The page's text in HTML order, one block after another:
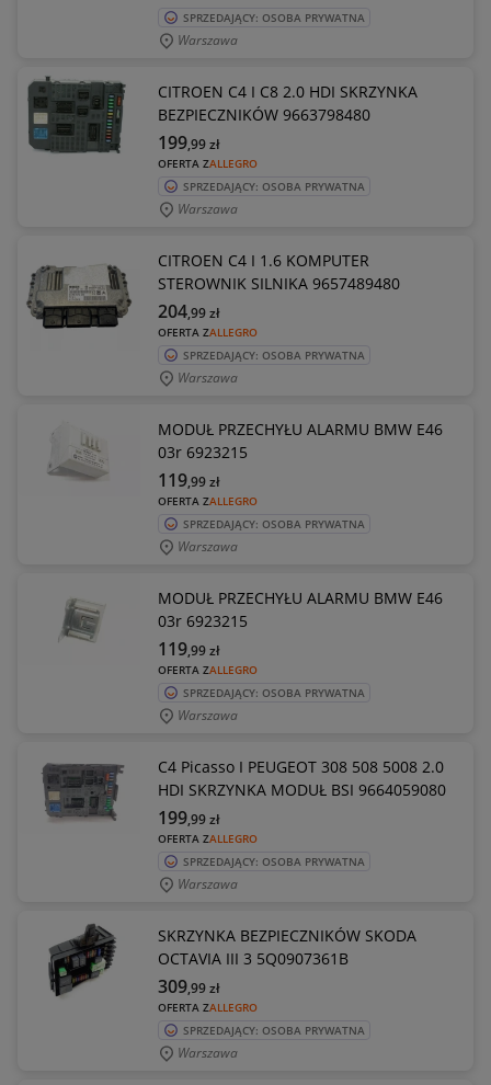
SPRZEDAJĄCY: OSOBA PRYWATNA
Warszawa
CITROEN C4 I C8 2.0 HDI SKRZYNKA
BEZPIECZNIKÓW 9663798480
OFERTA ZALLEGRO
199,99zł
SPRZEDAJĄCY: OSOBA PRYWATNA
Warszawa
CITROEN C4 I 1.6 KOMPUTER
STEROWNIK SILNIKA 9657489480
OFERTA ZALLEGRO
204,99zł
SPRZEDAJĄCY: OSOBA PRYWATNA
Warszawa
MODUŁ PRZECHYŁU ALARMU BMW E46
03r 6923215
OFERTA ZALLEGRO
119,99zł
SPRZEDAJĄCY: OSOBA PRYWATNA
Warszawa
MODUŁ PRZECHYŁU ALARMU BMW E46
03r 6923215
OFERTA ZALLEGRO
119,99zł
SPRZEDAJĄCY: OSOBA PRYWATNA
Warszawa
C4 Picasso I PEUGEOT 308 508 5008 2.0
HDI SKRZYNKA MODUŁ BSI 9664059080
OFERTA ZALLEGRO
199,99zł
SPRZEDAJĄCY: OSOBA PRYWATNA
Warszawa
SKRZYNKA BEZPIECZNIKÓW SKODA
OCTAVIA III 3 5Q0907361B
OFERTA ZALLEGRO
309,99zł
SPRZEDAJĄCY: OSOBA PRYWATNA
Warszawa